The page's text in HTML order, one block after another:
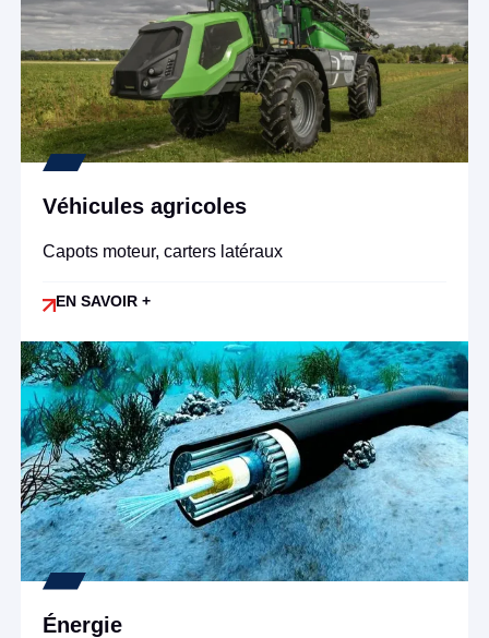
Véhicules agricoles
Capots moteur, carters latéraux
EN SAVOIR +
Énergie